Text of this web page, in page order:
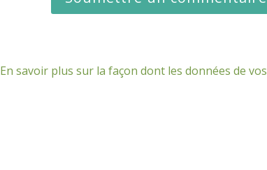
En savoir plus sur la façon dont les données de vos